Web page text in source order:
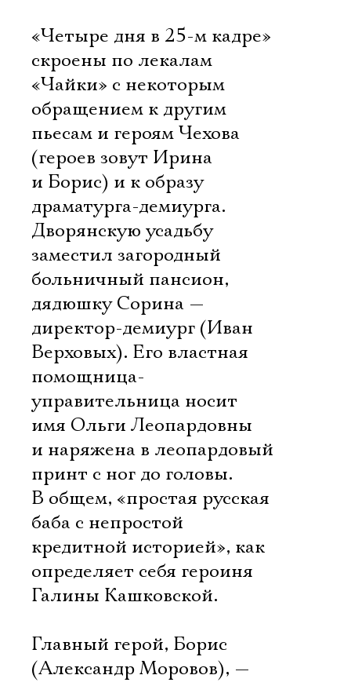
«Четыре дня в 25-м кадре»
скроены по лекалам
«Чайки» с некоторым
обращением к другим
пьесам и героям Чехова
(героев зовут Ирина
и Борис) и к образу
драматурга-демиурга.
Дворянскую усадьбу
заместил загородный
больничный пансион,
дядюшку Сорина —
директор-демиург (Иван
Верховых). Его властная
помощница-
управительница носит
имя Ольги Леопардовны
и наряжена в леопардовый
принт с ног до головы.
В общем, «простая русская
баба с непростой
кредитной историей», как
определяет себя героиня
Галины Кашковской.
Главный герой, Борис
(Александр Моровов), —